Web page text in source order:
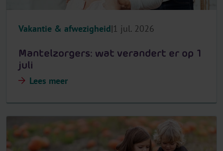
Vakantie & afwezigheid 1 jul. 2026
Mantelzorgers: wat verandert er op 1
juli
Lees meer